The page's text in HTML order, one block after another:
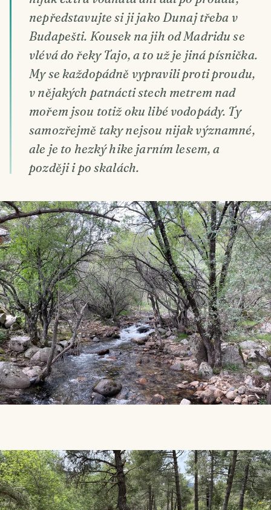
nepředstavujte si ji jako Dunaj třeba v
Budapešti. Kousek na jih od Madridu se
vlévá do řeky Tajo, a to už je jiná písnička.
My se každopádně vypravili proti proudu,
v nějakých patnácti stech metrem nad
mořem jsou totiž oku libé vodopády. Ty
samozřejmě taky nejsou nijak významné,
ale je to hezký hike jarním lesem, a
později i po skalách.